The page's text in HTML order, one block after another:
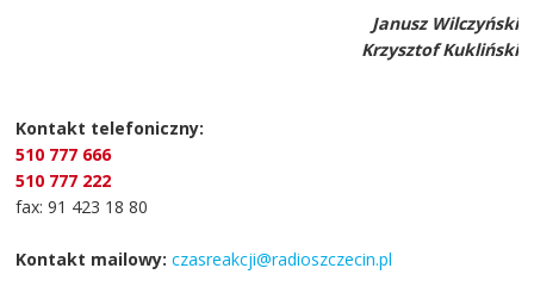
Janusz Wilczyński
Krzysztof Kukliński
Kontakt telefoniczny:
510 777 666
510 777 222
fax: 91 423 18 80
Kontakt mailowy: czasreakcji@radioszczecin.pl